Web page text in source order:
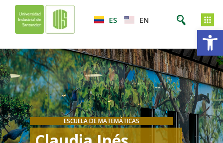
ES EN
ESCUELA DE MATEMÁTICAS